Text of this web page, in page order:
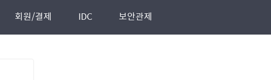
회원/결제 IDC 보안관제